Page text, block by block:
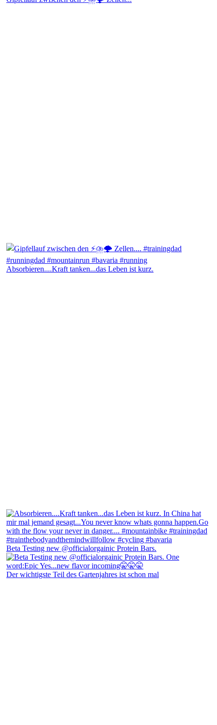
Absorbieren....Kraft tanken...das Leben ist kurz.
Beta Testing new @officialorgainic Protein Bars.
Der wichtigste Teil des Gartenjahres ist schon mal